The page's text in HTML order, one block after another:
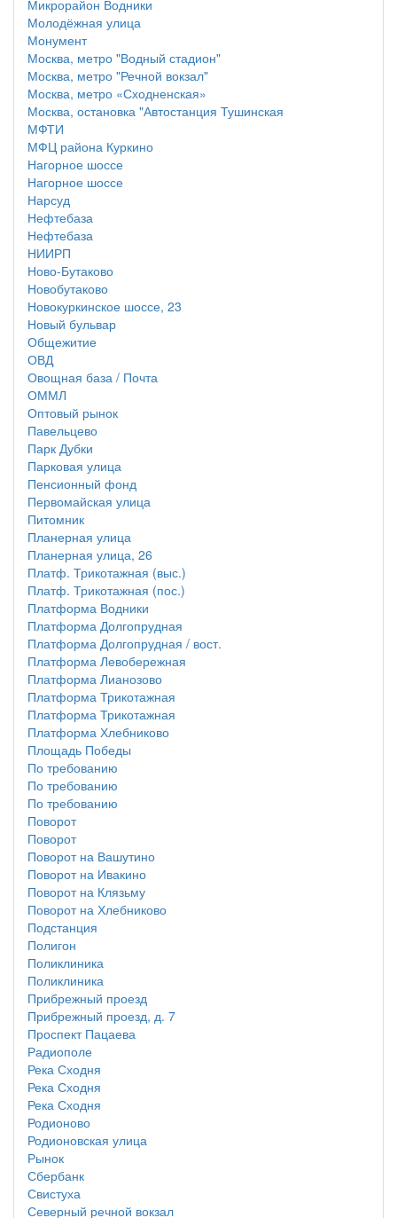
Микрорайон Водники
Молодёжная улица
Монумент
Москва, метро "Водный стадион"
Москва, метро "Речной вокзал"
Москва, метро «Сходненская»
Москва, остановка "Автостанция Тушинская
МФТИ
МФЦ района Куркино
Нагорное шоссе
Нагорное шоссе
Нарсуд
Нефтебаза
Нефтебаза
НИИРП
Ново-Бутаково
Новобутаково
Новокуркинское шоссе, 23
Новый бульвар
Общежитие
ОВД
Овощная база / Почта
ОММЛ
Оптовый рынок
Павельцево
Парк Дубки
Парковая улица
Пенсионный фонд
Первомайская улица
Питомник
Планерная улица
Планерная улица, 26
Платф. Трикотажная (выс.)
Платф. Трикотажная (пос.)
Платформа Водники
Платформа Долгопрудная
Платформа Долгопрудная / вост.
Платформа Левобережная
Платформа Лианозово
Платформа Трикотажная
Платформа Трикотажная
Платформа Хлебниково
Площадь Победы
По требованию
По требованию
По требованию
Поворот
Поворот
Поворот на Вашутино
Поворот на Ивакино
Поворот на Клязьму
Поворот на Хлебниково
Подстанция
Полигон
Поликлиника
Поликлиника
Прибрежный проезд
Прибрежный проезд, д. 7
Проспект Пацаева
Радиополе
Река Сходня
Река Сходня
Река Сходня
Родионово
Родионовская улица
Рынок
Сбербанк
Свистуха
Северный речной вокзал